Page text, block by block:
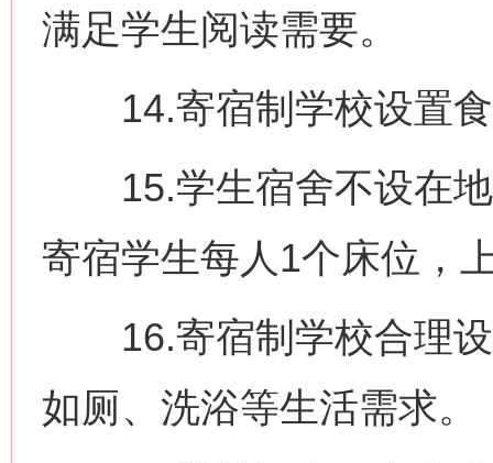
满足学生阅读需要。
14.寄宿制学校设置
15.学生宿舍不设在地
寄宿学生每人1个床位，
16.寄宿制学校合理设
如厕、洗浴等生活需求。